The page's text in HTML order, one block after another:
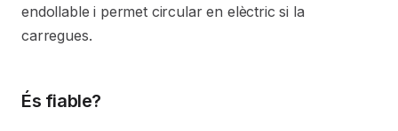
endollable i permet circular en elèctric si la
carregues.
És fiable?